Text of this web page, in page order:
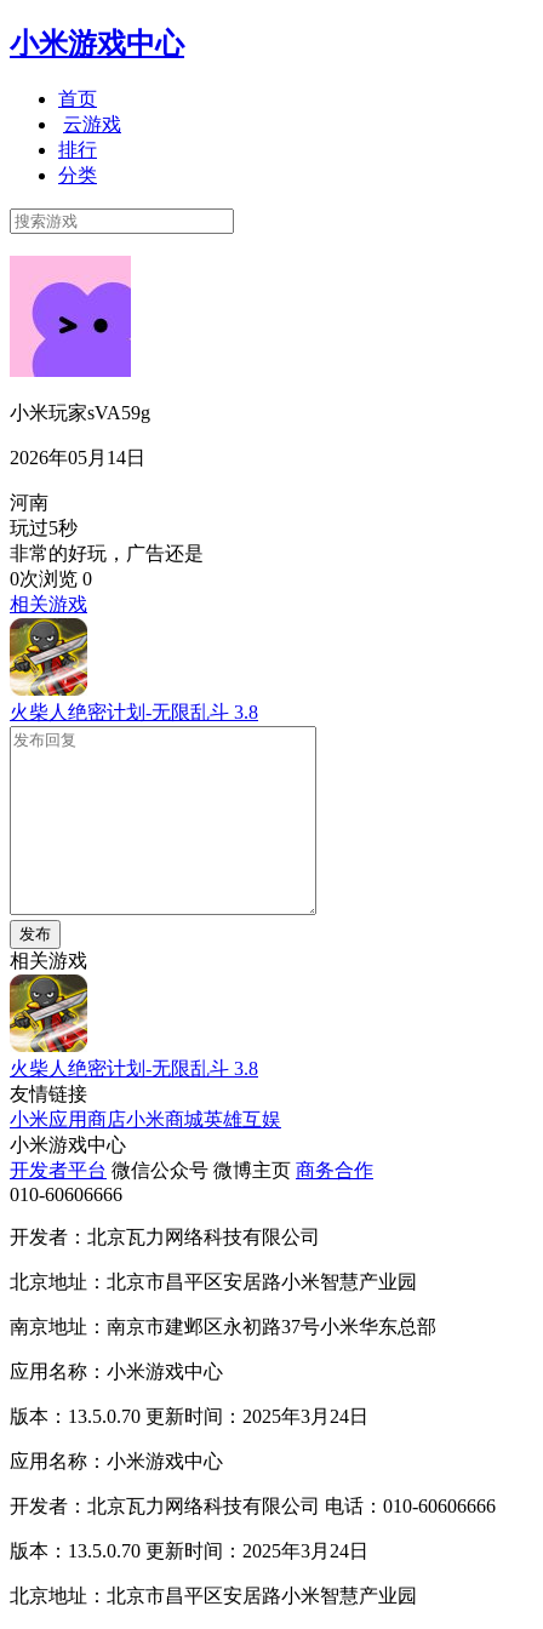
小米游戏中心
首页
云游戏
排行
分类
小米玩家sVA59g
2026年05月14日
河南
玩过5秒
非常的好玩，广告还是
0次浏览 0
相关游戏
火柴人绝密计划-无限乱斗 3.8
发布
相关游戏
火柴人绝密计划-无限乱斗 3.8
友情链接
小米应用商店小米商城英雄互娱
小米游戏中心
开发者平台 微信公众号 微博主页 商务合作
010-60606666
开发者：北京瓦力网络科技有限公司
北京地址：北京市昌平区安居路小米智慧产业园
南京地址：南京市建邺区永初路37号小米华东总部
应用名称：小米游戏中心
版本：13.5.0.70 更新时间：2025年3月24日
应用名称：小米游戏中心
开发者：北京瓦力网络科技有限公司 电话：010-60606666
版本：13.5.0.70 更新时间：2025年3月24日
北京地址：北京市昌平区安居路小米智慧产业园